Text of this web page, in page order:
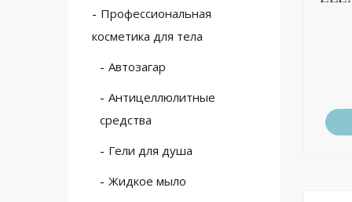
Профессиональная
косметика для тела
Автозагар
Антицеллюлитные
средства
Гели для душа
Жидкое мыло